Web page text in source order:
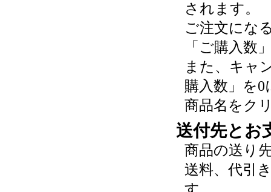
されます。
ご注文にな
「ご購入数
また、キャ
購入数」を
商品名をク
送付先とお
商品の送り
送料、代引